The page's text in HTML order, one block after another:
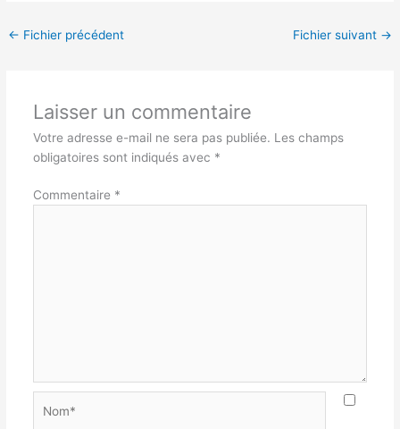
← Fichier précédent Fichier suivant →
Laisser un commentaire
Votre adresse e-mail ne sera pas publiée. Les champs
obligatoires sont indiqués avec *
Commentaire *